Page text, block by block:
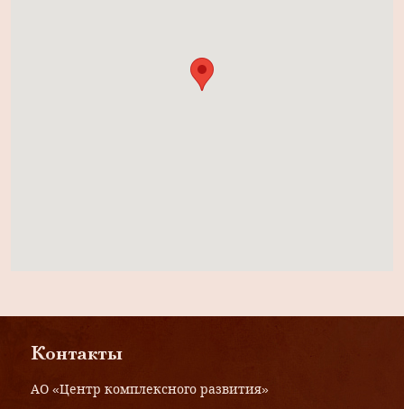
Контакты
АО «Центр комплексного развития»